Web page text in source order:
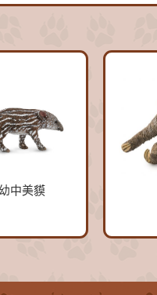
幼中美貘